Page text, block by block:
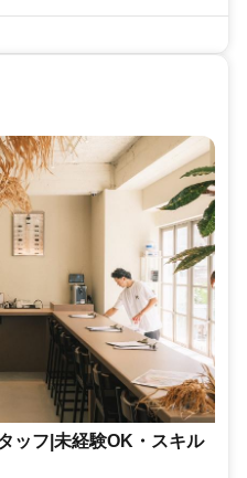
ッフ|未経験OK・スキル